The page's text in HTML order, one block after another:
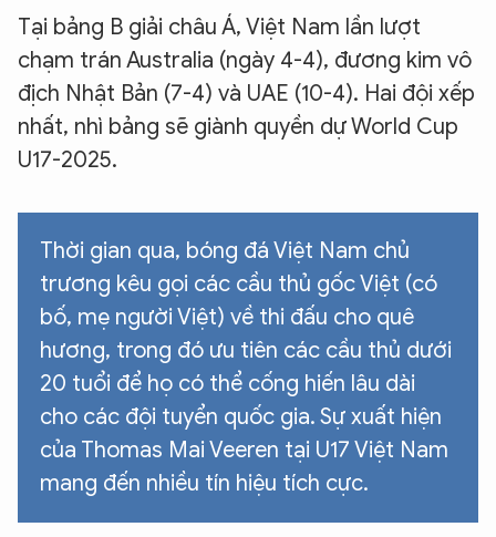
Tại bảng B giải châu Á, Việt Nam lần lượt
chạm trán Australia (ngày 4-4), đương kim vô
địch Nhật Bản (7-4) và UAE (10-4). Hai đội xếp
nhất, nhì bảng sẽ giành quyền dự World Cup
U17-2025.
Thời gian qua, bóng đá Việt Nam chủ
trương kêu gọi các cầu thủ gốc Việt (có
bố, mẹ người Việt) về thi đấu cho quê
hương, trong đó ưu tiên các cầu thủ dưới
20 tuổi để họ có thể cống hiến lâu dài
cho các đội tuyển quốc gia. Sự xuất hiện
của Thomas Mai Veeren tại U17 Việt Nam
mang đến nhiều tín hiệu tích cực.